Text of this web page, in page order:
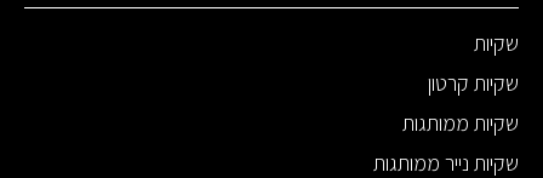
שקיות
שקיות קרטון
שקיות ממותגות
שקיות נייר ממותגות